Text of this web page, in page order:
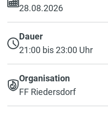
28.08.2026
Dauer
21:00 bis 23:00 Uhr
Organisation
FF Riedersdorf